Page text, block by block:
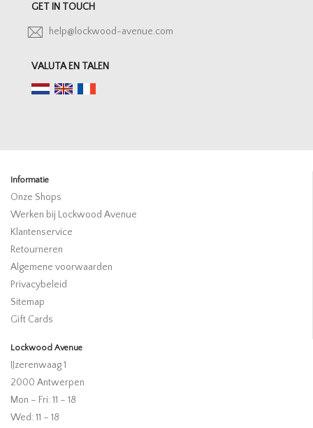
GET IN TOUCH
help@lockwood-avenue.com
VALUTA EN TALEN
Informatie
Onze Shops
Werken bij Lockwood Avenue
Klantenservice
Retourneren
Algemene voorwaarden
Privacybeleid
Sitemap
Gift Cards
Lockwood Avenue
IJzerenwaag 1
2000 Antwerpen
Mon – Fri: 11 – 18
Wed: 11 – 18